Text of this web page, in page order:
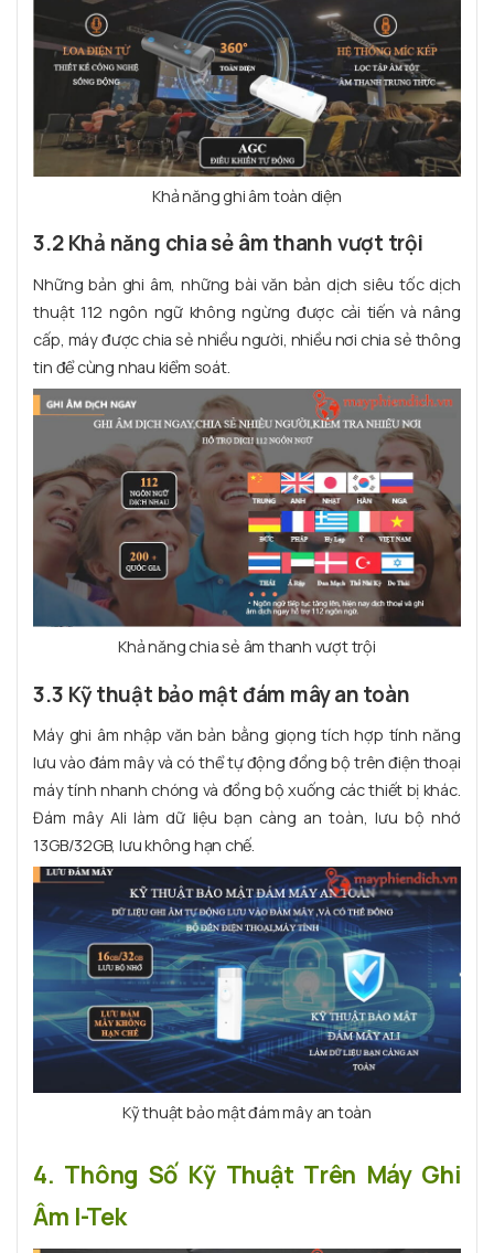
Khả năng ghi âm toàn diện
3.2 Khả năng chia sẻ âm thanh vượt trội
Những bản ghi âm, những bài văn bản dịch siêu tốc dịch
thuật 112 ngôn ngữ không ngừng được cải tiến và nâng
cấp, máy được chia sẻ nhiều người, nhiều nơi chia sẻ thông
tin để cùng nhau kiểm soát.
Khả năng chia sẻ âm thanh vượt trội
3.3 Kỹ thuật bảo mật đám mây an toàn
Máy ghi âm nhập văn bản bằng giọng tích hợp tính năng
lưu vào đám mây và có thể tự động đồng bộ trên điện thoại
máy tính nhanh chóng và đồng bộ xuống các thiết bị khác.
Đám mây Ali làm dữ liệu bạn càng an toàn, lưu bộ nhớ
13GB/32GB, lưu không hạn chế.
Kỹ thuật bảo mật đám mây an toàn
4. Thông Số Kỹ Thuật Trên Máy Ghi
Âm I-Tek